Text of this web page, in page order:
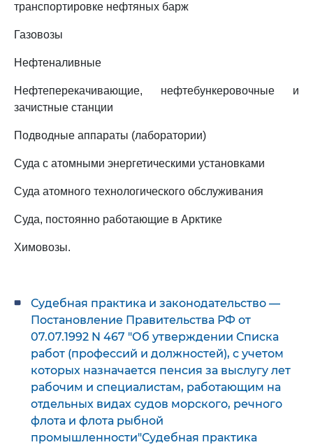
транспортировке нефтяных барж
Газовозы
Нефтеналивные
Нефтеперекачивающие, нефтебункеровочные и
зачистные станции
Подводные аппараты (лаборатории)
Суда с атомными энергетическими установками
Суда атомного технологического обслуживания
Суда, постоянно работающие в Арктике
Химовозы.
Судебная практика и законодательство —
Постановление Правительства РФ от
07.07.1992 N 467 "Об утверждении Списка
работ (профессий и должностей), с учетом
которых назначается пенсия за выслугу лет
рабочим и специалистам, работающим на
отдельных видах судов морского, речного
флота и флота рыбной
промышленности"Судебная практика